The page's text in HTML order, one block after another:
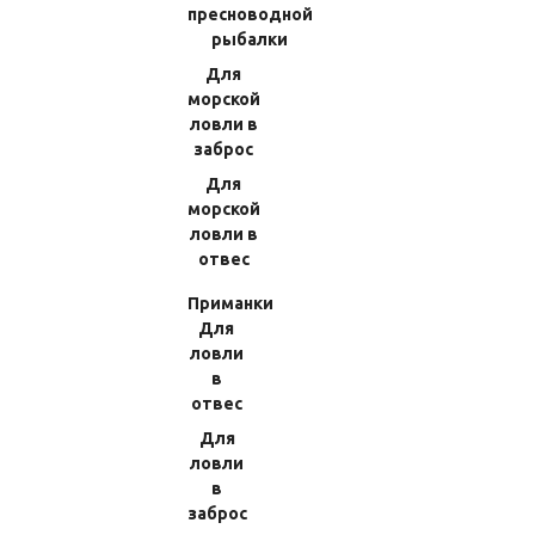
ХАРАКТЕРИСТИКИ
Катушка без лесоукладчика для бортовой рыбалки.
Специальная джиговая серия подходит для
отвесного Slow Jigging. Рукоять под вращение
правой рукой; Количество подшипников: 4/1 шт.;
Вместимость линии: 0,33мм-540м/0,4мм-370м;
Передаточное число: 6.0:1; Длина намотки за один
пресноводной
рыбалки
Для
морской
ловли в
заброс
Для
морской
ловли в
отвес
Приманки
Для
ловли
в
отвес
Для
ловли
в
заброс